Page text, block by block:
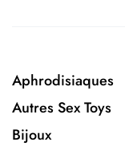
Aphrodisiaques
Autres Sex Toys
Bijoux